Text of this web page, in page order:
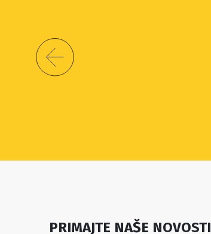
PRIMAJTE NAŠE NOVOSTI